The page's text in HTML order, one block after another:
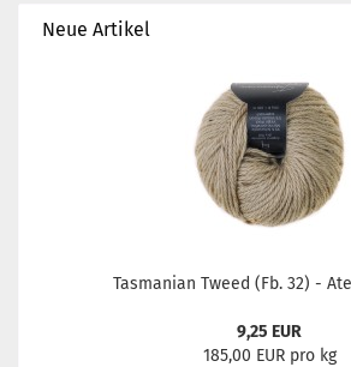
Neue Artikel
Tasmanian Tweed (Fb. 32) -
9,25 EUR
185,00 EUR pro kg